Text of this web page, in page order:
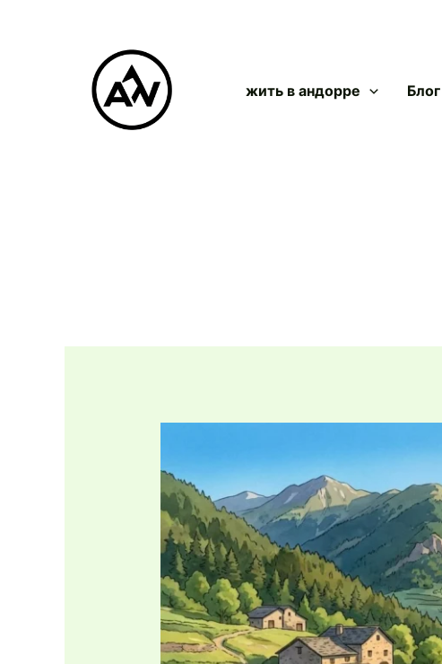
содержимому
жить в андорре
Блог